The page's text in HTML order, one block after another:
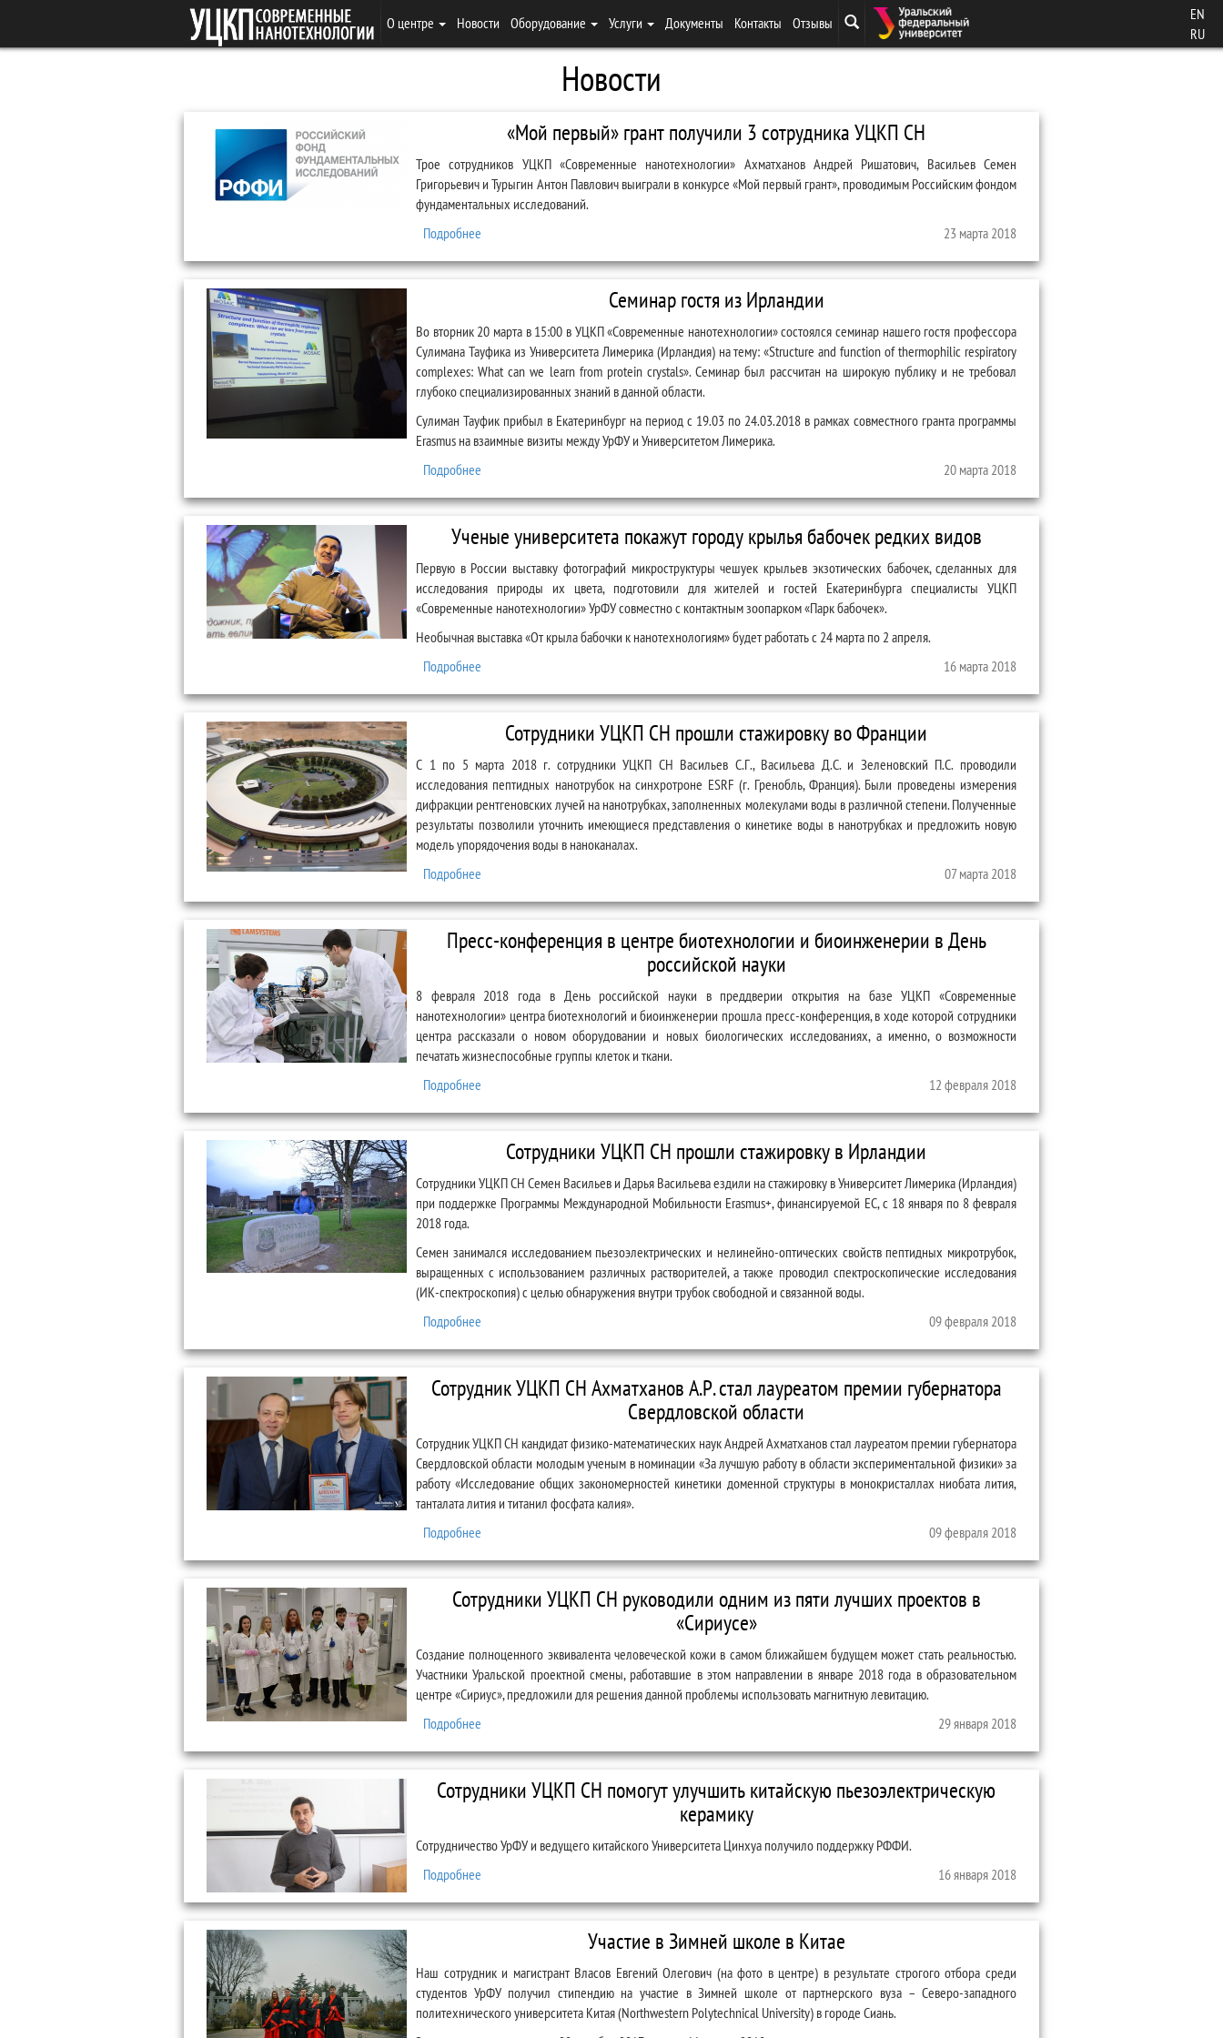
О центре Новости Оборудование Услуги Документы Контакты Отзывы
EN
RU
Новости
«Мой первый» грант получили 3 сотрудника УЦКП СН
Трое сотрудников УЦКП «Современные нанотехнологии» Ахматханов Андрей Ришатович, Васильев Семен
Григорьевич и Турыгин Антон Павлович выиграли в конкурсе «Мой первый грант», проводимым Российским фондом
фундаментальных исследований.
Подробнее
23 марта 2018
Семинар гостя из Ирландии
Во вторник 20 марта в 15:00 в УЦКП «Современные нанотехнологии» состоялся семинар нашего гостя профессора
Сулимана Тауфика из Университета Лимерика (Ирландия) на тему: «Structure and function of thermophilic respiratory
complexes: What can we learn from protein crystals». Семинар был рассчитан на широкую публику и не требовал
глубоко специализированных знаний в данной области.
Сулиман Тауфик прибыл в Екатеринбург на период с 19.03 по 24.03.2018 в рамках совместного гранта программы
Erasmus на взаимные визиты между УрФУ и Университетом Лимерика.
Подробнее
20 марта 2018
Ученые университета покажут городу крылья бабочек редких видов
Первую в России выставку фотографий микроструктуры чешуек крыльев экзотических бабочек, сделанных для
исследования природы их цвета, подготовили для жителей и гостей Екатеринбурга специалисты УЦКП
«Современные нанотехнологии» УрФУ совместно с контактным зоопарком «Парк бабочек».
Необычная выставка «От крыла бабочки к нанотехнологиям» будет работать с 24 марта по 2 апреля.
Подробнее
16 марта 2018
Сотрудники УЦКП СН прошли стажировку во Франции
С 1 по 5 марта 2018 г. сотрудники УЦКП СН Васильев С.Г., Васильева Д.С. и Зеленовский П.С. проводили
исследования пептидных нанотрубок на синхротроне ESRF (г. Гренобль, Франция). Были проведены измерения
дифракции рентгеновских лучей на нанотрубках, заполненных молекулами воды в различной степени. Полученные
результаты позволили уточнить имеющиеся представления о кинетике воды в нанотрубках и предложить новую
модель упорядочения воды в наноканалах.
Подробнее
07 марта 2018
Пресс-конференция в центре биотехнологии и биоинженерии в День
российской науки
8 февраля 2018 года в День российской науки в преддверии открытия на базе УЦКП «Современные
нанотехнологии» центра биотехнологий и биоинженерии прошла пресс-конференция, в ходе которой сотрудники
центра рассказали о новом оборудовании и новых биологических исследованиях, а именно, о возможности
печатать жизнеспособные группы клеток и ткани.
Подробнее о Пресс-конференция в центре биотехнологии и биоинженерии в День российской науки12 февраля 2018
Сотрудники УЦКП СН прошли стажировку в Ирландии
Сотрудники УЦКП СН Семен Васильев и Дарья Васильева ездили на стажировку в Университет Лимерика (Ирландия)
при поддержке Программы Международной Мобильности Erasmus+, финансируемой ЕС, с 18 января по 8 февраля
2018 года.
Семен занимался исследованием пьезоэлектрических и нелинейно-оптических свойств пептидных микротрубок,
выращенных с использованием различных растворителей, а также проводил спектроскопические исследования
(ИК-спектроскопия) с целью обнаружения внутри трубок свободной и связанной воды.
Подробнее
09 февраля 2018
Сотрудник УЦКП СН Ахматханов А.Р. стал лауреатом премии губернатора
Свердловской области
Сотрудник УЦКП СН кандидат физико-математических наук Андрей Ахматханов стал лауреатом премии губернатора
Свердловской области молодым ученым в номинации «За лучшую работу в области экспериментальной физики» за
работу «Исследование общих закономерностей кинетики доменной структуры в монокристаллах ниобата лития,
танталата лития и титанил фосфата калия».
Подробнее о Сотрудник УЦКП СН Ахматханов А.Р. стал лауреатом премии губернатора Свердловской области
09 февраля 2018
Сотрудники УЦКП СН руководили одним из пяти лучших проектов в
«Сириусе»
Создание полноценного эквивалента человеческой кожи в самом ближайшем будущем может стать реальностью.
Участники Уральской проектной смены, работавшие в этом направлении в январе 2018 года в образовательном
центре «Сириус», предложили для решения данной проблемы использовать магнитную левитацию.
Подробнее
29 января 2018
Сотрудники УЦКП СН помогут улучшить китайскую пьезоэлектрическую
керамику
Сотрудничество УрФУ и ведущего китайского Университета Цинхуа получило поддержку РФФИ.
Подробнее
16 января 2018
Участие в Зимней школе в Китае
Наш сотрудник и магистрант Власов Евгений Олегович (на фото в центре) в результате строгого отбора среди
студентов УрФУ получил стипендию на участие в Зимней школе от партнерского вуза – Северо-западного
политехнического университета Китая (Northwestern Polytechnical University) в городе Сиань.